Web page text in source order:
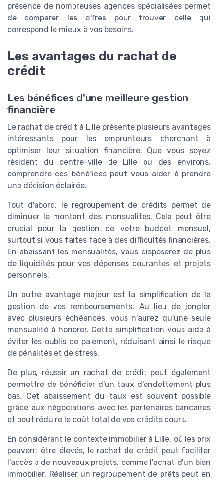
présence de nombreuses agences spécialisées permet
de comparer les offres pour trouver celle qui
correspond le mieux à vos besoins.
Les avantages du rachat de
crédit
Les bénéfices d'une meilleure gestion
financière
Le rachat de crédit à Lille présente plusieurs avantages
intéressants pour les emprunteurs cherchant à
optimiser leur situation financière. Que vous soyez
résident du centre-ville de Lille ou des environs,
comprendre ces bénéfices peut vous aider à prendre
une décision éclairée.
Tout d'abord, le regroupement de crédits permet de
diminuer le montant des mensualités. Cela peut être
crucial pour la gestion de votre budget mensuel,
surtout si vous faites face à des difficultés financières.
En abaissant les mensualités, vous disposerez de plus
de liquidités pour vos dépenses courantes et projets
personnels.
Un autre avantage majeur est la simplification de la
gestion de vos remboursements. Au lieu de jongler
avec plusieurs échéances, vous n'aurez qu'une seule
mensualité à honorer. Cette simplification vous aide à
éviter les oublis de paiement, réduisant ainsi le risque
de pénalités et de stress.
De plus, réussir un rachat de crédit peut également
permettre de bénéficier d'un taux d'endettement plus
bas. Cet abaissement du taux est souvent possible
grâce aux négociations avec les partenaires bancaires
et peut réduire le coût total de vos crédits cours.
En considérant le contexte immobilier à Lille, où les prix
peuvent être élevés, le rachat de crédit peut faciliter
l'accès à de nouveaux projets, comme l'achat d'un bien
immobilier. Réaliser un regroupement de prêts peut en